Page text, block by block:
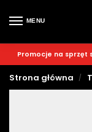
MENU
Promocje na sprzęt
Strona główna /